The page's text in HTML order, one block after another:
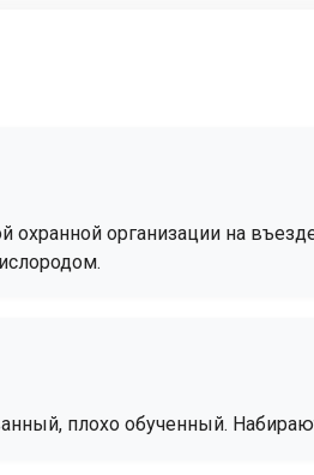
охранной организации на
плохо обученный.